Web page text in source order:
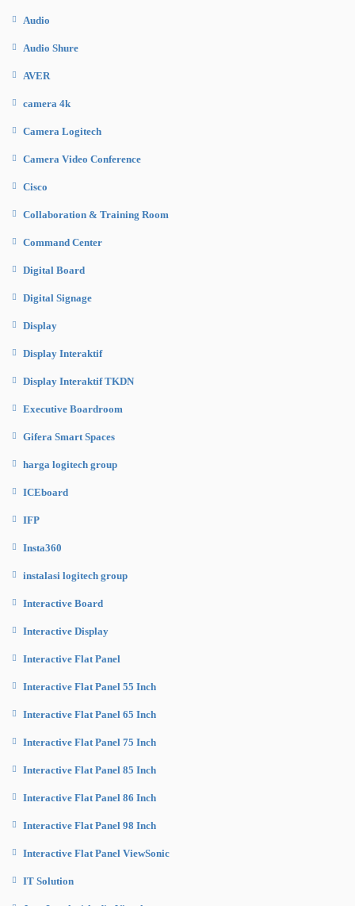
Audio
Audio Shure
AVER
camera 4k
Camera Logitech
Camera Video Conference
Cisco
Collaboration & Training Room
Command Center
Digital Board
Digital Signage
Display
Display Interaktif
Display Interaktif TKDN
Executive Boardroom
Gifera Smart Spaces
harga logitech group
ICEboard
IFP
Insta360
instalasi logitech group
Interactive Board
Interactive Display
Interactive Flat Panel
Interactive Flat Panel 55 Inch
Interactive Flat Panel 65 Inch
Interactive Flat Panel 75 Inch
Interactive Flat Panel 85 Inch
Interactive Flat Panel 86 Inch
Interactive Flat Panel 98 Inch
Interactive Flat Panel ViewSonic
IT Solution